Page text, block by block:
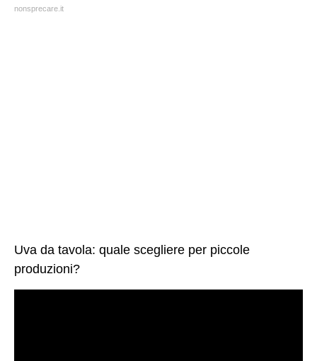
nonsprecare.it
Uva da tavola: quale scegliere per piccole
produzioni?